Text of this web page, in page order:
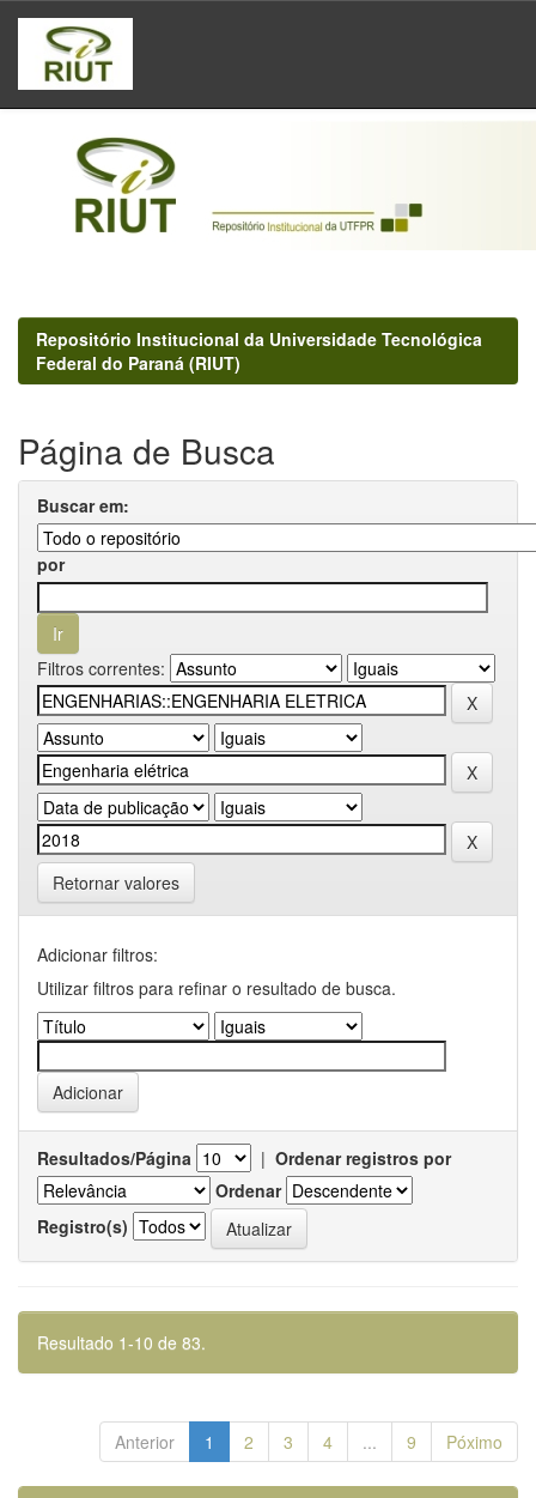
Skip
navigation
Repositório Institucional da Universidade Tecnológica
Federal do Paraná (RIUT)
Página de Busca
Buscar em:
por
Filtros correntes:
Retornar valores
Adicionar filtros:
Utilizar filtros para refinar o resultado de busca.
Resultados/Página | Ordenar registros por
Ordenar
Registro(s)
Resultado 1-10 de 83.
Anterior 1 2 3 4 ... 9 Póximo